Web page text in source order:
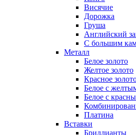
Висячие
Дорожка
Груша
Английский
С большим
Металл
Белое золото
Желтое золото
Красное
Белое с
Белое с
Платина
Вставки
Бриллианты